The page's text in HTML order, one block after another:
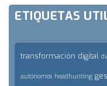
ETIQUETAS
transformación digital
autónomos headhunting